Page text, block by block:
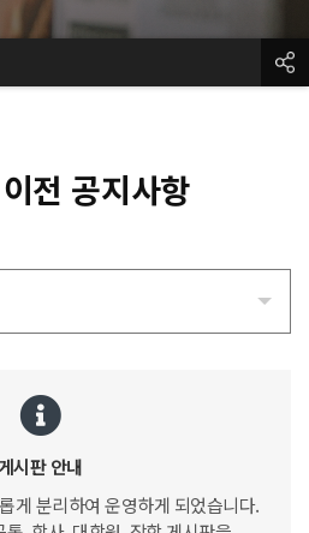
전 공지사항
시판 안내
게 분리하여 운영하게 되었습니다.